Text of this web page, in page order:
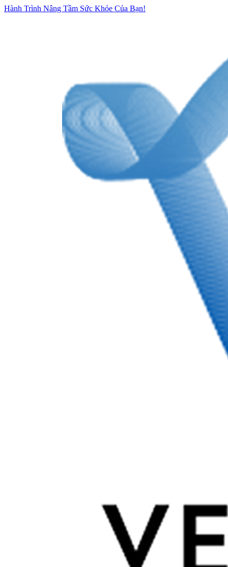
Hành Trình Nâng Tầm Sức Khỏe Của Bạn!